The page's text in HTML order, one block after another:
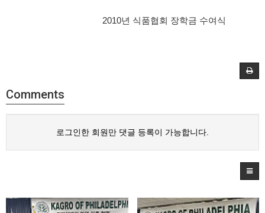
2010년 식품협회 장학금 수여식
Comments
로그인한 회원만 댓글 등록이 가능합니다.